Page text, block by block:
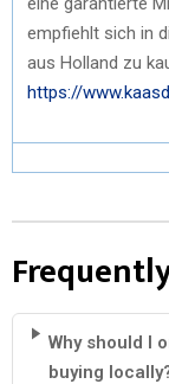
empfiehlt sich in
aus Holland zu
https://
Why should I
buying